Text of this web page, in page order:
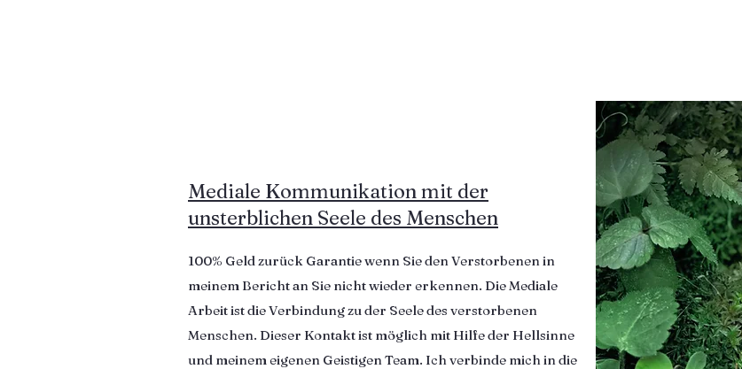
Mediale Kommunikation mit der
unsterblichen Seele des Menschen
100% Geld zurück Garantie wenn Sie den Verstorbenen in
meinem Bericht an Sie nicht wieder erkennen. Die Mediale
Arbeit ist die Verbindung zu der Seele des verstorbenen
Menschen. Dieser Kontakt ist möglich mit Hilfe der Hellsinne
und meinem eigenen Geistigen Team. Ich verbinde mich in die